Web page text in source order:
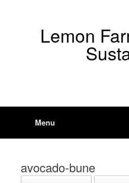
Lemon
Menu
avocado-bune